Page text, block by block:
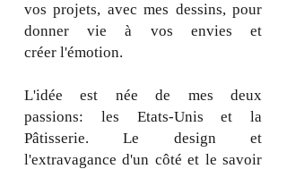
vosprojets, avec mes dessins, pour
donner vie à vos envies et
créer l'émotion.
L'idée est née de mes deux
passions: les Etats-Unis et la
Pâtisserie.Le design et
l'extravagance d'un côté et le savoir